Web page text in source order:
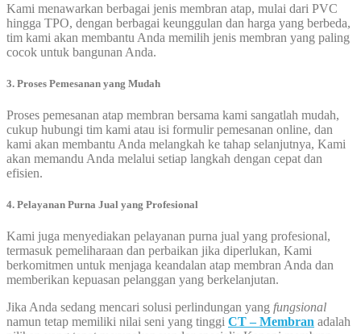
Kami menawarkan berbagai jenis membran atap, mulai dari PVC
hingga TPO, dengan berbagai keunggulan dan harga yang berbeda,
tim kami akan membantu Anda memilih jenis membran yang paling
cocok untuk bangunan Anda.
3. Proses Pemesanan yang Mudah
Proses pemesanan atap membran bersama kami sangatlah mudah,
cukup hubungi tim kami atau isi formulir pemesanan online, dan
kami akan membantu Anda melangkah ke tahap selanjutnya, Kami
akan memandu Anda melalui setiap langkah dengan cepat dan
efisien.
4. Pelayanan Purna Jual yang Profesional
Kami juga menyediakan pelayanan purna jual yang profesional,
termasuk pemeliharaan dan perbaikan jika diperlukan, Kami
berkomitmen untuk menjaga keandalan atap membran Anda dan
memberikan kepuasan pelanggan yang berkelanjutan.
Jika Anda sedang mencari solusi perlindungan yang fungsional
namun tetap memiliki nilai seni yang tinggi CT – Membran adalah